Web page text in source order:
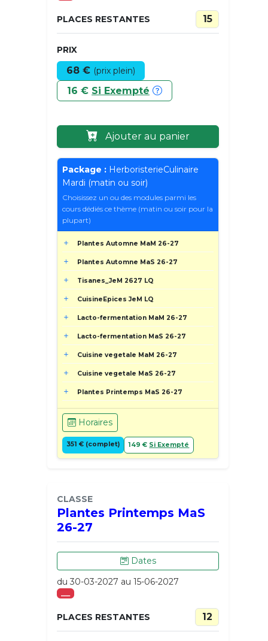
PLACES RESTANTES 15
PRIX
68 € (prix plein)
16 € Si Exempté
Ajouter au panier
Package : HerboristerieCulinaire
Mardi (matin ou soir)
Choisissez un ou des modules parmi les
cours dédiés ce thème (matin ou soir pour la
plupart)
Plantes Automne MaM 26-27
Plantes Automne MaS 26-27
Tisanes_JeM 2627 LQ
CuisineEpices JeM LQ
Lacto-fermentation MaM 26-27
Lacto-fermentation MaS 26-27
Cuisine vegetale MaM 26-27
Cuisine vegetale MaS 26-27
Plantes Printemps MaS 26-27
Horaires
351 € (complet) 149 € Si Exempté
CLASSE
Plantes Printemps MaS
26-27
Dates
du 30-03-2027 au 15-06-2027
___
PLACES RESTANTES 12